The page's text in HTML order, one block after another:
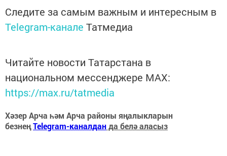
Следите за самым важным и интересным в
Telegram-канале Татмедиа
Читайте новости Татарстана в
национальном мессенджере MАХ:
https://max.ru/tatmedia
Хәзер Арча һәм Арча районы яңалыкларын
безнеңTelegram-каналданда белә аласыз